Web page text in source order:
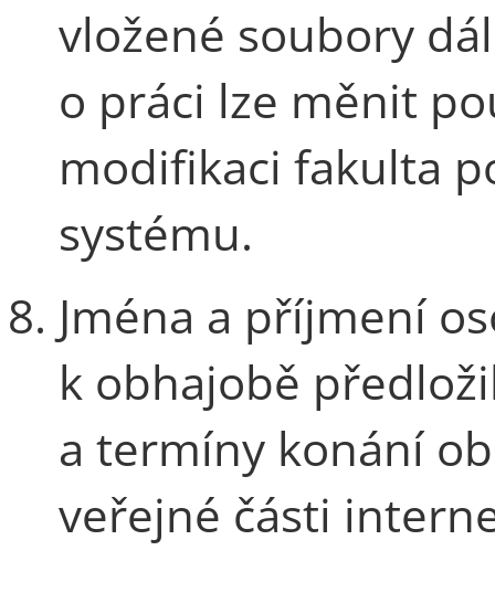
vložené soubory
o práci lze měnit
modifikaci fakulta
systému.
Jména a příjmení
k obhajobě
a termíny konání
veřejné části